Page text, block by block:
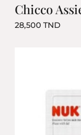
Chicco
28,500 TNDPrix